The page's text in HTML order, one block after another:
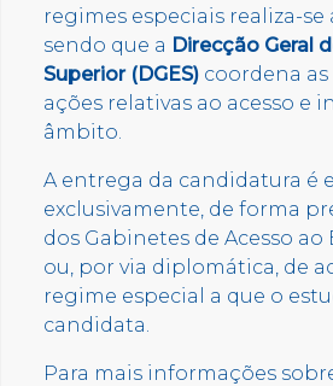
regimes especiais realiza-se
sendo que a Direcção Geral
Superior (DGES) coordena
ações relativas ao acesso e
âmbito.
A entrega da candidatura é
exclusivamente, de forma
dos Gabinetes de Acesso
ou, por via diplomática, de
regime especial a que o
candidata.
Para mais informações